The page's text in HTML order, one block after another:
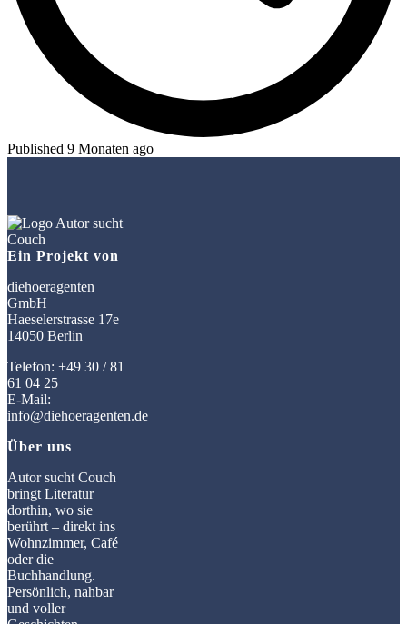
Published 9 Monaten ago
Ein Projekt von
diehoeragenten
GmbH
Haeselerstrasse 17e
14050 Berlin
Telefon: +49 30 / 81
61 04 25
E-Mail:
info@diehoeragenten.de
Über uns
Autor sucht Couch
bringt Literatur
dorthin, wo sie
berührt – direkt ins
Wohnzimmer, Café
oder die
Buchhandlung.
Persönlich, nahbar
und voller